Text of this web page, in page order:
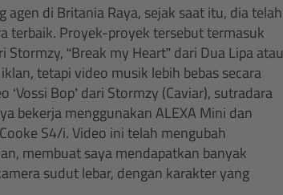
di Britania Raya, sejak saat itu, dia telah
terbaik. Proyek-proyek tersebut termasuk
“Break my Heart” dari Dua Lipa atau
tetapi video musik lebih bebas secara
Bop’ dari Stormzy (Caviar), sutradara
bekerja menggunakan ALEXA Mini dan
S4/i. Video ini telah mengubah
membuat saya mendapatkan banyak
sudut lebar, dengan karakter yang